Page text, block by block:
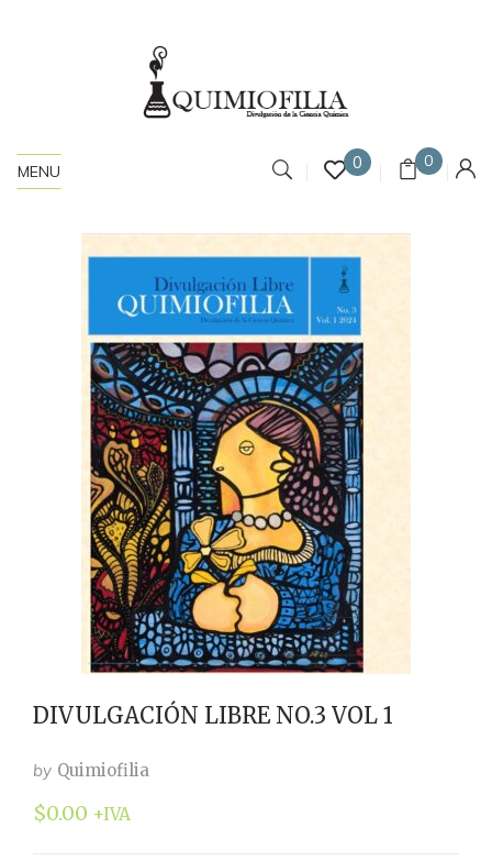
MENU 0 0
DIVULGACIÓN LIBRE NO.3 VOL 1
by Quimiofilia
$0.00 +IVA